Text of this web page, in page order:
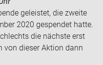
ge­leis­tet, die zwei­te
2020 ge­spen­det hatte.
die nächs­te erst
von die­ser Ak­ti­on dann